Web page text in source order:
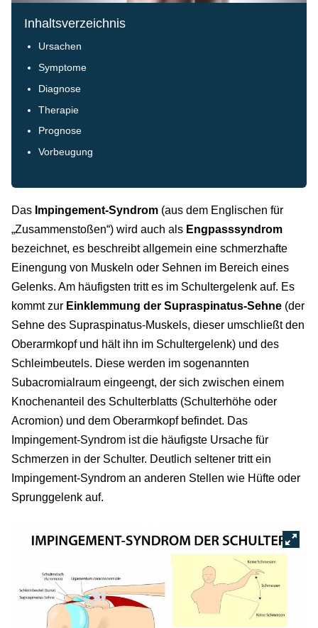
Inhaltsverzeichnis
Ursachen
Symptome
Diagnose
Therapie
Prognose
Vorbeugung
Das Impingement-Syndrom (aus dem Englischen für
„Zusammenstoßen“) wird auch als Engpasssyndrom
bezeichnet, es beschreibt allgemein eine schmerzhafte
Einengung von Muskeln oder Sehnen im Bereich eines
Gelenks. Am häufigsten tritt es im Schultergelenk auf. Es
kommt zur Einklemmung der Supraspinatus-Sehne (der
Sehne des Supraspinatus-Muskels, dieser umschließt den
Oberarmkopf und hält ihn im Schultergelenk) und des
Schleimbeutels. Diese werden im sogenannten
Subacromialraum eingeengt, der sich zwischen einem
Knochenanteil des Schulterblatts (Schulterhöhe oder
Acromion) und dem Oberarmkopf befindet. Das
Impingement-Syndrom ist die häufigste Ursache für
Schmerzen in der Schulter. Deutlich seltener tritt ein
Impingement-Syndrom an anderen Stellen wie Hüfte oder
Sprunggelenk auf.